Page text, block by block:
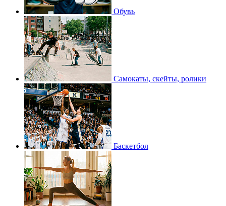
Обувь
Самокаты, скейты, ролики
Баскетбол